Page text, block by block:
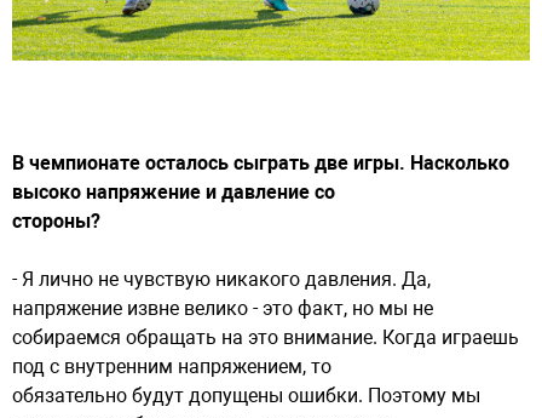
В чемпионате осталось сыграть две игры. Насколько
высоко напряжение и давление со
стороны?
- Я лично не чувствую никакого давления. Да,
напряжение извне велико - это факт, но мы не
собираемся обращать на это внимание. Когда играешь
под с внутренним напряжением, то
обязательно будут допущены ошибки. Поэтому мы